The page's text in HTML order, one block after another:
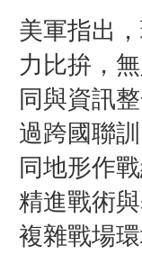
美軍指出
力比拚，
同與資訊
過跨國聯
同地形作
精進戰術
複雜戰場